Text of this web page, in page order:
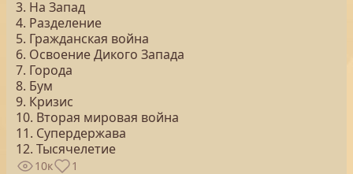
3. На Запад
4. Разделение
5. Гражданская война
6. Освоение Дикого Запада
7. Города
8. Бум
9. Кризис
10. Вторая мировая война
11. Супердержава
12. Тысячелетие
10к 1